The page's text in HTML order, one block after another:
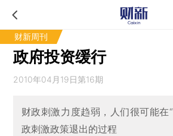
财新周刊
政府投资缓行
2010年04月19日第16期
财政刺激力度趋弱，人们很可能在
政刺激政策退出的过程